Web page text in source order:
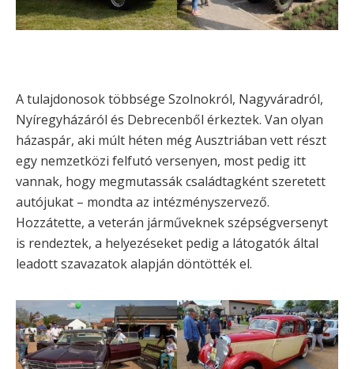
A tulajdonosok többsége Szolnokról, Nagyváradról,
Nyíregyházáról és Debrecenből érkeztek. Van olyan
házaspár, aki múlt héten még Ausztriában vett részt
egy nemzetközi felfutó versenyen, most pedig itt
vannak, hogy megmutassák családtagként szeretett
autójukat – mondta az intézményszervező.
Hozzátette, a veterán járműveknek szépségversenyt
is rendeztek, a helyezéseket pedig a látogatók által
leadott szavazatok alapján döntötték el.